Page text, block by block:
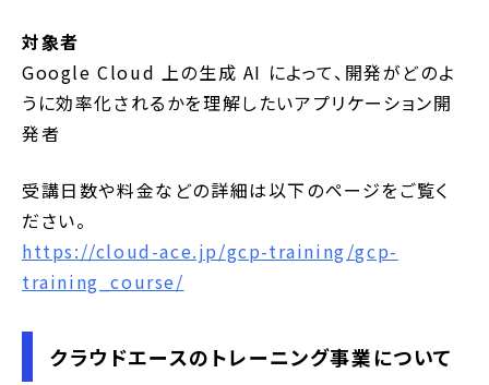
対象者
Google Cloud 上の生成 AI によって、開発がどのよ
うに効率化されるかを理解したいアプリケーション開
発者
受講日数や料金などの詳細は以下のページをご覧く
ださい。
https://cloud-ace.jp/gcp-training/gcp-
training_course/
クラウドエースのトレーニング事業について